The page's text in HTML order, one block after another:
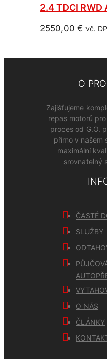
2.4 TDCI RWD
2550,00 € vč.
O
Zajišťujeme
repas motorů
proces od G.O.
přímo v našem
maximální
srovnatelný
ČASTÉ
SLUŽBY
O NÁS
ČLÁNKY